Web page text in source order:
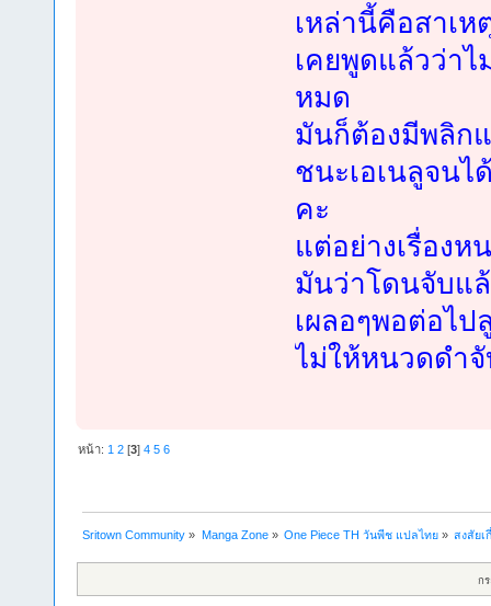
เหล่านี้คือสาเ
เคยพูดแล้วว่า
หมด
มันก็ต้องมีพลิก
ชนะเอเนลูจนไ
คะ
แต่อย่างเรื่อง
มันว่าโดนจับแ
เผลอๆพอต่อไ
ไม่ให้หนวดดำจั
หน้า: 1 2 [3]4 5 6
Sritown Community » Manga Zone» One Piece TH วันพีช แปลไทย» สงสัยเ
ก